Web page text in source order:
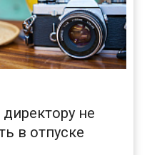
не
в отпуске